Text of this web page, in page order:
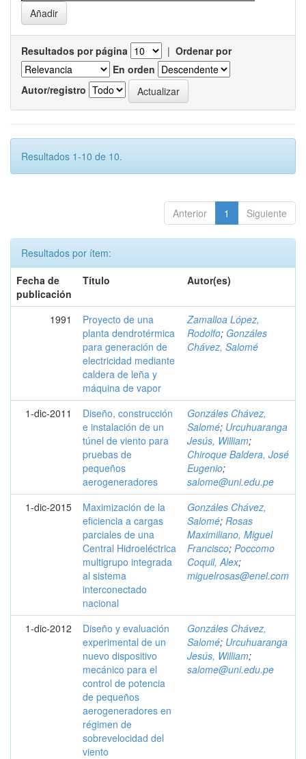
Resultados por página | Ordenar por
En orden
Autor/registro
Resultados 1-10 de 10.
Anterior 1 Siguiente
Resultados por ítem:
Fecha de
publicación
Título Autor(es)
1991
Proyecto de una
planta dendrotérmica
para generación de
electricidad mediante
caldera de leña y
máquina de vapor
Zamalloa López,
Rodolfo; Gonzáles
Chávez, Salomé
1-dic-2011
Diseño, construcción
e instalación de un
túnel de viento para
pruebas de
pequeños
aerogeneradores
Gonzáles Chávez,
Salomé; Urcuhuaranga
Jesús, William;
Chiroque Baldera, José
Eugenio;
salome@uni.edu.pe
1-dic-2015
Maximización de la
eficiencia a cargas
parciales de una
Central Hidroeléctrica
multigrupo integrada
al sistema
interconectado
nacional
Gonzáles Chávez,
Salomé; Rosas
Maximiliano, Miguel
Francisco; Poccomo
Coquil, Alex;
miguelrosas@enel.com
1-dic-2012
Diseño y evaluación
experimental de un
nuevo dispositivo
mecánico para el
control de potencia
de pequeños
aerogeneradores en
régimen de
sobrevelocidad del
viento
Gonzáles Chávez,
Salomé; Urcuhuaranga
Jesús, William;
salome@uni.edu.pe